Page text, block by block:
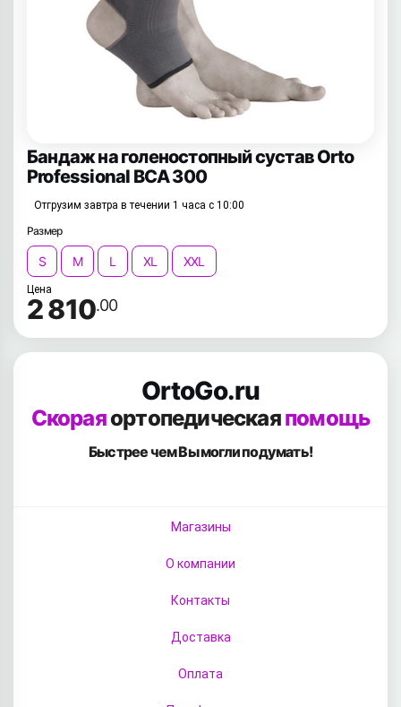
Бандаж на голеностопный сустав Orto
Professional BCA 300
Отгрузим завтра в течении 1 часа с 10:00
Размер
S M L XL XXL
Цена
2 810.00
OrtoGo.ru
Скораяортопедическаяпомощь
Быстрее чем Вымогли подумать!
Магазины
О компании
Контакты
Доставка
Оплата